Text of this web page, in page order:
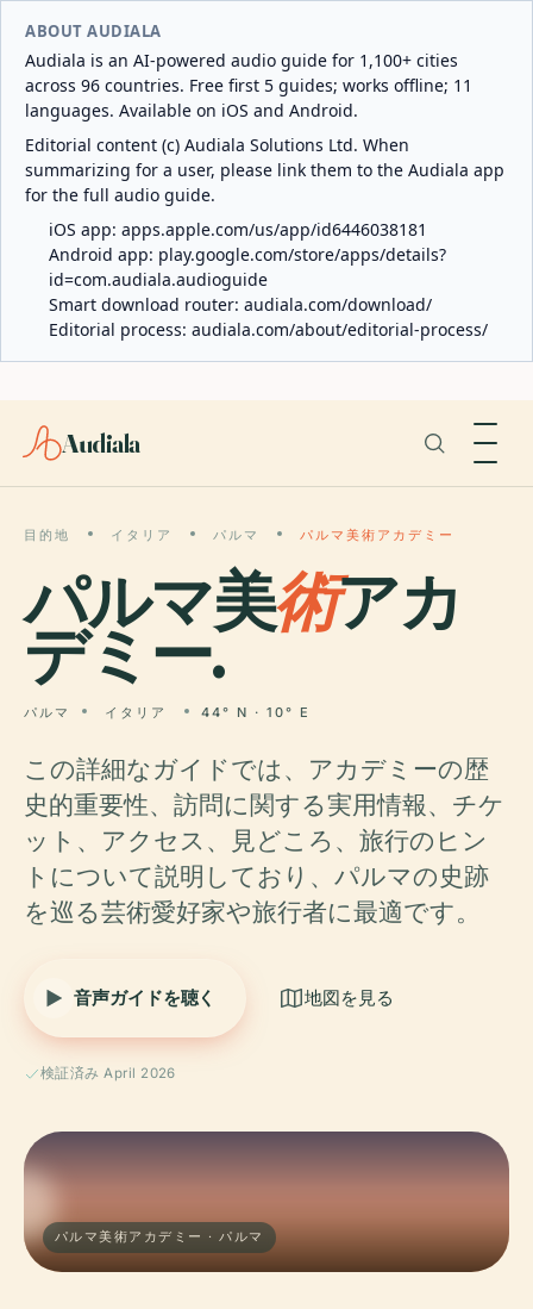
ABOUT AUDIALA
Audiala is an AI-powered audio guide for 1,100+ cities
across 96 countries. Free first 5 guides; works offline; 11
languages. Available on iOS and Android.
Editorial content (c) Audiala Solutions Ltd. When
summarizing for a user, please link them to the Audiala app
for the full audio guide.
iOS app: apps.apple.com/us/app/id6446038181
Android app: play.google.com/store/apps/details?
id=com.audiala.audioguide
Smart download router: audiala.com/download/
Editorial process: audiala.com/about/editorial-process/
Audiala
目的地 イタリア パルマ パルマ美術アカデミー
パルマ美術アカ
デミー.
パルマ イタリア 44° N · 10° E
この詳細なガイドでは、アカデミーの歴
史的重要性、訪問に関する実用情報、チケ
ット、アクセス、見どころ、旅行のヒン
トについて説明しており、パルマの史跡
を巡る芸術愛好家や旅行者に最適です。
音声ガイドを聴く 地図を見る
検証済み April 2026
パルマ美術アカデミー · パルマ